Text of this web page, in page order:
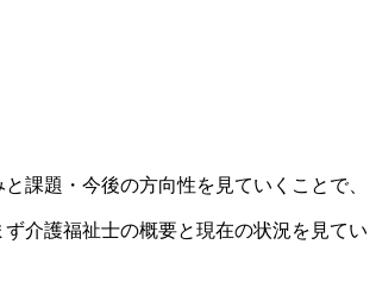
課題・今後の方向性を見ていくことで、
介護福祉士の概要と現在の状況を見てい